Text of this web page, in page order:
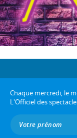
Chaque mercredi, le
L'Officiel des